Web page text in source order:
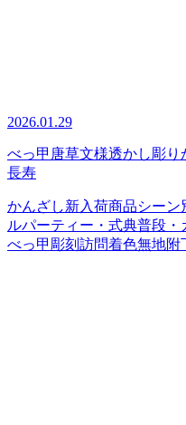
2026.01.29
べっ甲唐草文様透かし彫り
長寿
かんざし新入荷商品シーン
ルパーティー・式典普段・
べっ甲 彫刻 訪問着色無地附